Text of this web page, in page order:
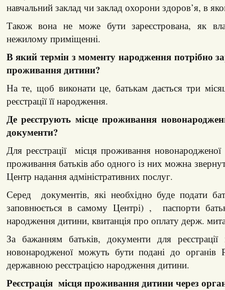
навчальний заклад чи заклад охорони здоров’я, в
Також вона не може бути зареєстрована, як
нежилому приміщенні.
В який термін з моменту народження потрібно
проживання дитини?
На те, щоб виконати це, батькам дається три
реєстрації її народження.
Де реєструють місце проживання
документи?
Для реєстрації місця проживання
проживання батьків або одного із них можна
Центр надання адміністративних послуг.
Серед документів, які необхідно буде подати
заповнюється в самому Центрі) , паспорти
народження дитини, квитанція про оплату держ.
За бажанням батьків, документи для
новонародженої можуть бути подані до
державною реєстрацією народження дитини.
Реєстрація місця проживання дитини через